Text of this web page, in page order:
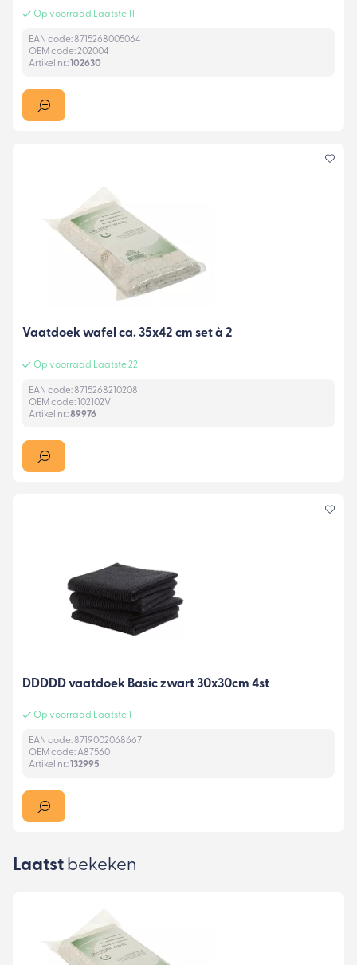
Op voorraad Laatste 11
EAN code: 8715268005064
OEM code: 202004
Artikel nr.:102630
Vaatdoek wafel ca. 35x42 cm set à 2
Op voorraad Laatste 22
EAN code: 8715268210208
OEM code: 102102V
Artikel nr.:89976
DDDDD vaatdoek Basic zwart 30x30cm 4st
Op voorraad Laatste 1
EAN code: 8719002068667
OEM code: A87560
Artikel nr.:132995
Laatst bekeken